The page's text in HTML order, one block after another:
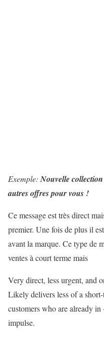
Exemple:Nouvelle
autres offres pour vous !
Ce message est très direct
premier. Une fois de plus il
avant la marque. Ce type de
ventes à court terme mais
Very direct, less urgent, and
Likely delivers less of a
customers who are already
impulse.